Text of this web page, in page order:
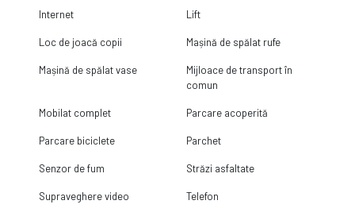
✔ Se vinde complet mobilat și utilat
✔ Persoană fizică – fără TVA
Disponibil imediat.
Pentru informații suplimentare sau programarea unei vizionări, vă
Internet Lift
Loc de joacă copii Mașină de spălat rufe
Mașină de spălat vase
Mijloace de transport în
comun
Mobilat complet Parcare acoperită
Parcare biciclete Parchet
Senzor de fum Străzi asfaltate
Supraveghere video Telefon